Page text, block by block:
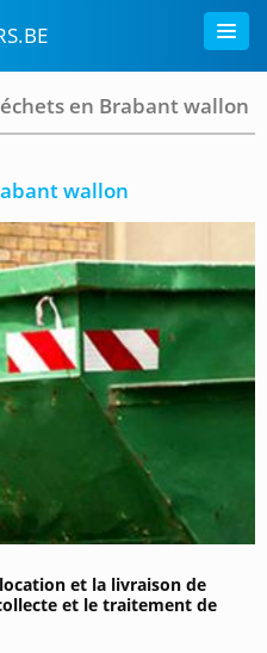
en Brabant wallon
wallon
location et la livraison de
et le traitement de